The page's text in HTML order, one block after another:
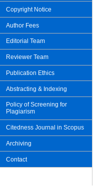
Copyright Notice
Author Fees
Editorial Team
Reviewer Team
Publication Ethics
Abstracting & Indexing
Policy of Screening for
Plagiarism
Citedness Journal in Scopus
Archiving
Contact